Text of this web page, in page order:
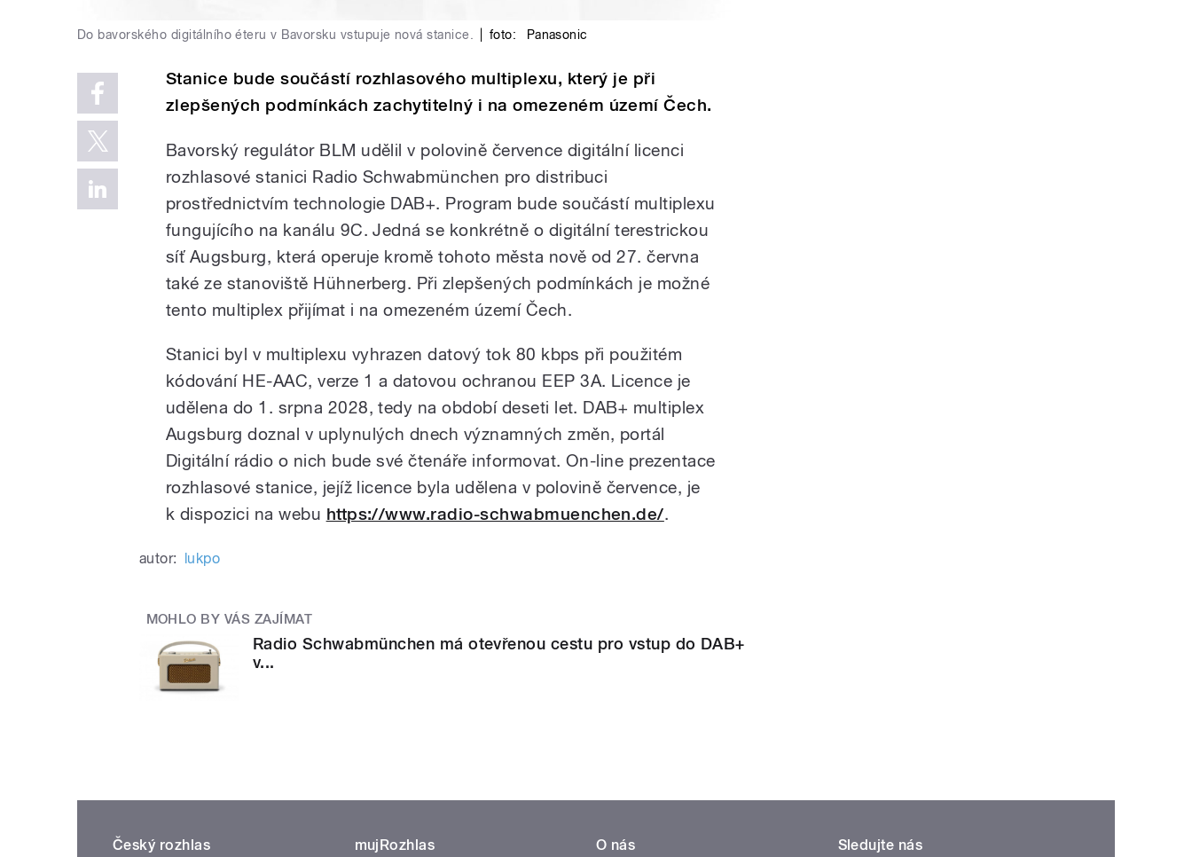
Do bavorského digitálního éteru v Bavorsku vstupuje nová stanice. foto: Panasonic
Stanice bude součástí rozhlasového multiplexu, který je při
zlepšených podmínkách zachytitelný i na omezeném území Čech.
Bavorský regulátor BLM udělil v polovině července digitální licenci
rozhlasové stanici Radio Schwabmünchen pro distribuci
prostřednictvím technologie DAB+. Program bude součástí multiplexu
fungujícího na kanálu 9C. Jedná se konkrétně o digitální terestrickou
síť Augsburg, která operuje kromě tohoto města nově od 27. června
také ze stanoviště Hühnerberg. Při zlepšených podmínkách je možné
tento multiplex přijímat i na omezeném území Čech.
Stanici byl v multiplexu vyhrazen datový tok 80 kbps při použitém
kódování HE-AAC, verze 1 a datovou ochranou EEP 3A. Licence je
udělena do 1. srpna 2028, tedy na období deseti let. DAB+ multiplex
Augsburg doznal v uplynulých dnech významných změn, portál
Digitální rádio o nich bude své čtenáře informovat. On-line prezentace
rozhlasové stanice, jejíž licence byla udělena v polovině července, je
k dispozici na webu https://www.radio-schwabmuenchen.de/.
autor: lukpo
MOHLO BY VÁS ZAJÍMAT
Radio Schwabmünchen má otevřenou cestu pro vstup do DAB+
v...
Český rozhlas mujRozhlas O nás Sledujte nás